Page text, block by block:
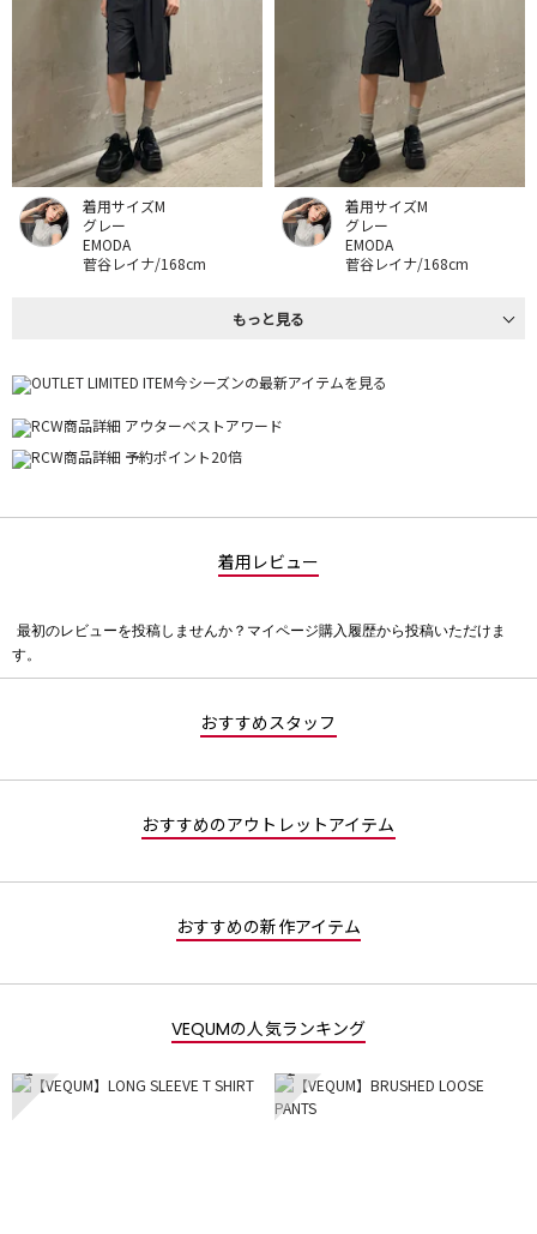
着用サイズM
グレー
EMODA
菅谷レイナ/168cm
着用サイズM
グレー
EMODA
菅谷レイナ/168cm
もっと見る
着用レビュー
評
価
最初のレビューを投稿しませんか？マイページ購入履歴から投稿いただけま
す。
おすすめスタッフ
おすすめのアウトレットアイテム
おすすめの新作アイテム
VEQUMの人気ランキング
1 2